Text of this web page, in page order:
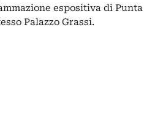
espositiva di Punta
Palazzo Grassi.